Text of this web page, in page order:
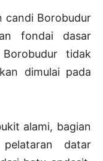
candi Borobudur
fondai dasar
tidak
dimulai pada
alami, bagian
datar